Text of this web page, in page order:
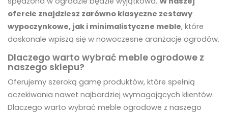
ofercie znajdziesz zarówno klasyczne zestawy
wypoczynkowe, jak i minimalistyczne meble, które
doskonale wpiszą się w nowoczesne aranżacje ogrodów.
Dlaczego warto wybrać meble ogrodowe z
naszego sklepu?
Oferujemy szeroką gamę produktów, które spełnią
oczekiwania nawet najbardziej wymagających klientów.
Dlaczego warto wybrać meble ogrodowe z naszego